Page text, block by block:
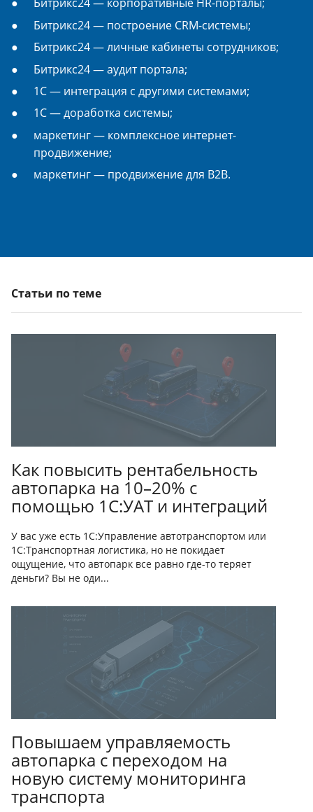
Битрикс24 — корпоративные HR-порталы;
Битрикс24 — построение CRM-системы;
Битрикс24 — личные кабинеты сотрудников;
Битрикс24 — аудит портала;
1С — интеграция с другими системами;
1С — доработка системы;
маркетинг — комплексное интернет-
продвижение;
маркетинг — продвижение для B2B.
Статьи по теме
Как повысить рентабельность
автопарка на 10–20% с
помощью 1С:УАТ и интеграций
У вас уже есть 1С:Управление автотранспортом или
1С:Транспортная логистика, но не покидает
ощущение, что автопарк все равно где-то теряет
деньги? Вы не оди...
Повышаем управляемость
автопарка с переходом на
новую систему мониторинга
транспорта